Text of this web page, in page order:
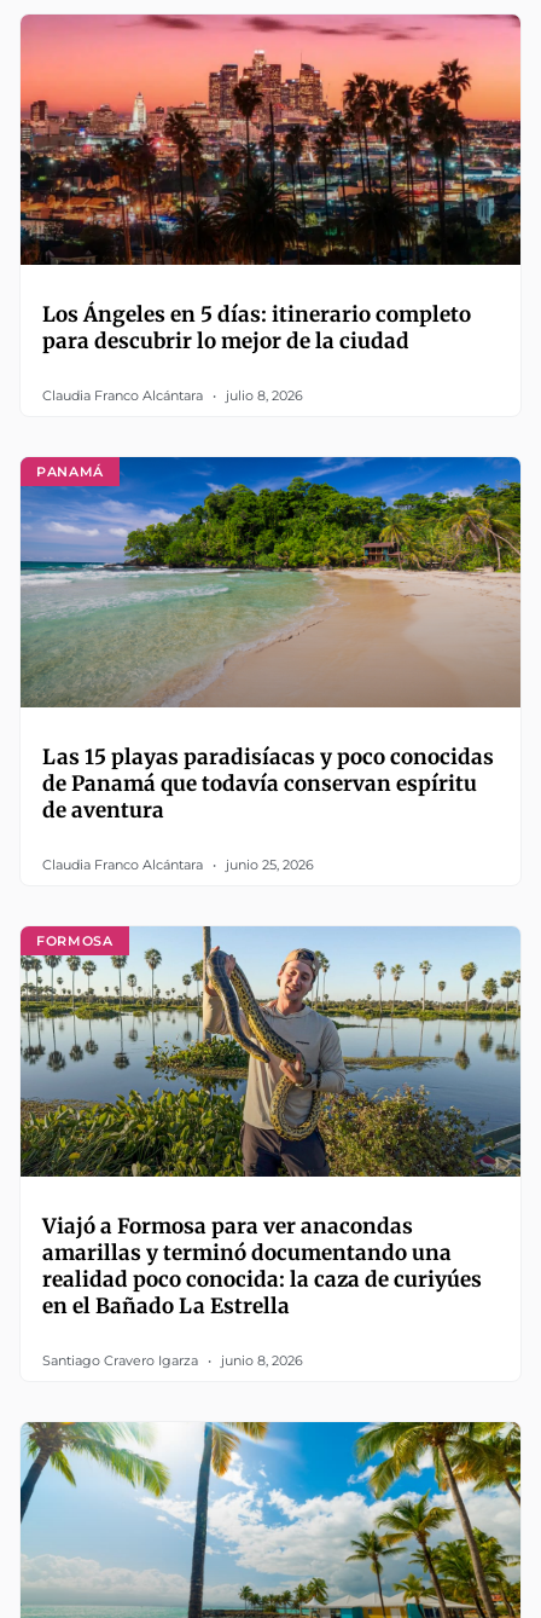
Los Ángeles en 5 días: itinerario completo
para descubrir lo mejor de la ciudad
Claudia Franco Alcántara julio 8, 2026
PANAMÁ
Las 15 playas paradisíacas y poco conocidas
de Panamá que todavía conservan espíritu
de aventura
Claudia Franco Alcántara junio 25, 2026
FORMOSA
Viajó a Formosa para ver anacondas
amarillas y terminó documentando una
realidad poco conocida: la caza de curiyúes
en el Bañado La Estrella
Santiago Cravero Igarza junio 8, 2026